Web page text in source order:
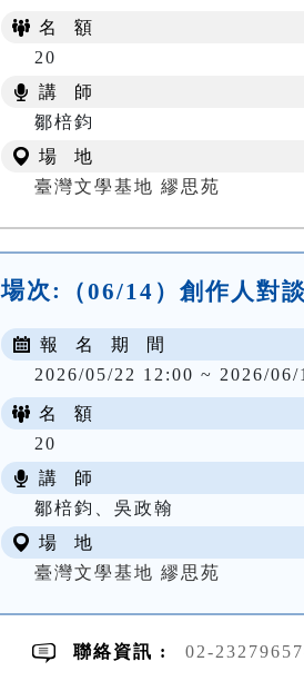
名 額
20
講 師
鄒棓鈞
場 地
臺灣文學基地 繆思苑
場次: （06/14）創作人
報 名 期 間
2026/05/22 12:00 ~ 2026/06/
名 額
20
講 師
鄒棓鈞、吳政翰
場 地
臺灣文學基地 繆思苑
聯絡資訊 : 02-